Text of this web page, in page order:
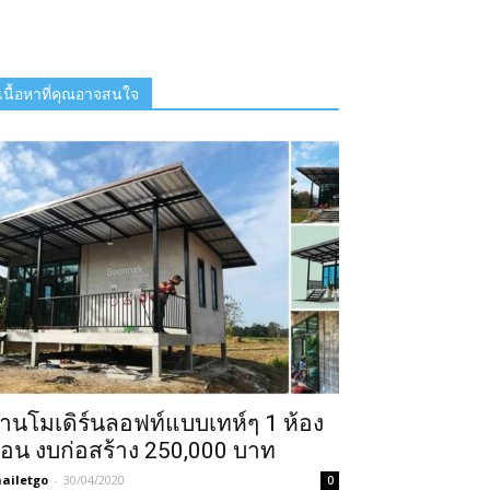
เนื้อหาที่คุณอาจสนใจ
นโมเดิร์นลอฟท์แบบเทห์ๆ 1 ห้อง
น งบก่อสร้าง 250,000 บาท
- 30/04/2020 0